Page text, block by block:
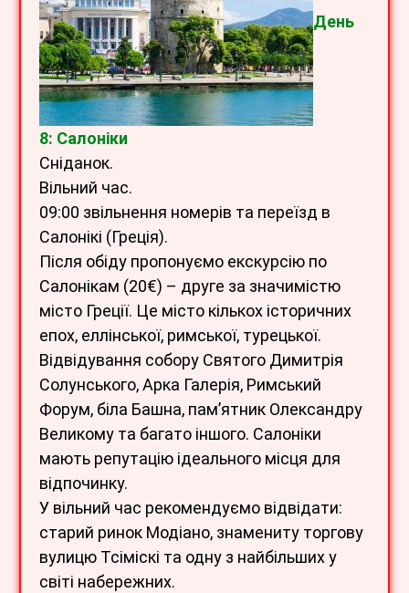
День
8: Салоніки
Сніданок.
Вільний час.
09:00 звільнення номерів та переїзд в
Салонікі (Греція).
Після обіду пропонуємо екскурсію по
Салонікам (20€) – друге за значимістю
місто Греції. Це місто кількох історичних
епох, еллінської, римської, турецької.
Відвідування собору Святого Димитрія
Солунського, Арка Галерія, Римський
Форум, біла Башна, пам’ятник Олександру
Великому та багато іншого. Салоніки
мають репутацію ідеального місця для
відпочинку.
У вільний час рекомендуємо відвідати:
старий ринок Модіано, знамениту торгову
вулицю Тсіміскі та одну з найбільших у
світі набережних.